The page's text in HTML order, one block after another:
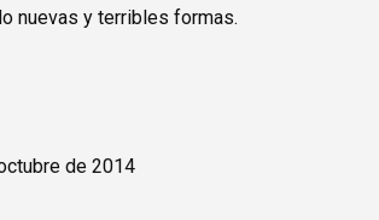
nuevas y terribles formas.
de 2014